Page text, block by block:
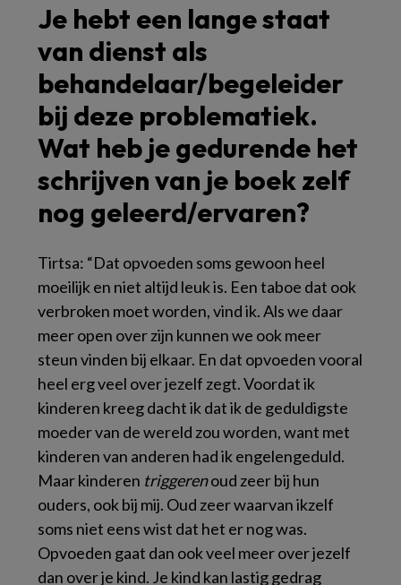
Je hebt een lange staat
van dienst als
behandelaar/begeleider
bij deze problematiek.
Wat heb je gedurende het
schrijven van je boek zelf
nog geleerd/ervaren?
Tirtsa: “Dat opvoeden soms gewoon heel
moeilijk en niet altijd leuk is. Een taboe dat ook
verbroken moet worden, vind ik. Als we daar
meer open over zijn kunnen we ook meer
steun vinden bij elkaar. En dat opvoeden vooral
heel erg veel over jezelf zegt. Voordat ik
kinderen kreeg dacht ik dat ik de geduldigste
moeder van de wereld zou worden, want met
kinderen van anderen had ik engelengeduld.
Maar kinderen triggerenoud zeer bij hun
ouders, ook bij mij. Oud zeer waarvan ikzelf
soms niet eens wist dat het er nog was.
Opvoeden gaat dan ook veel meer over jezelf
dan over je kind. Je kind kan lastig gedrag